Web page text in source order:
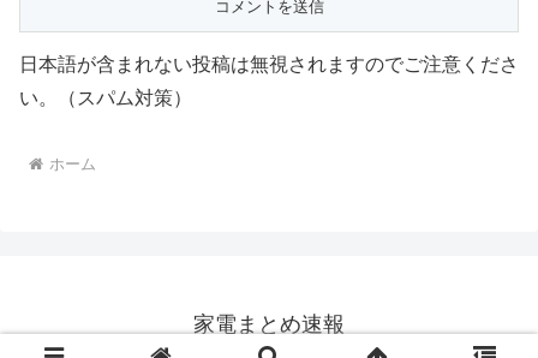
日本語が含まれない投稿は無視されますのでご注意くださ
い。（スパム対策）
ホーム
家電まとめ速報